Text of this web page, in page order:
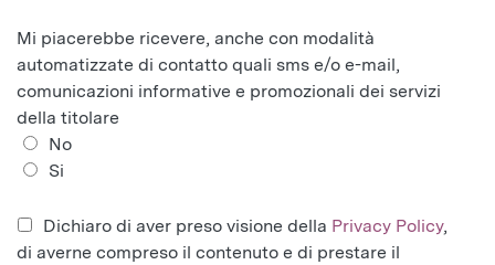
Mi piacerebbe ricevere, anche con modalità
automatizzate di contatto quali sms e/o e-mail,
comunicazioni informative e promozionali dei servizi
della titolare
No
Si
Dichiaro di aver preso visione della Privacy Policy,
di averne compreso il contenuto e di prestare il